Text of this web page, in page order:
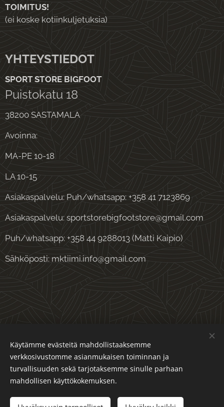
TOIMITUS!
(ei koske kotiinkuljetuksia)
YHTEYSTIEDOT
SPORT STORE BIGFOOT
Puistokatu 18
38200 SASTAMALA
Avoinna:
MA-PE 10-18
LA 10-15
Asiakaspalvelu: Puh/whatsapp: +358 41 7123869
Asiakaspalvelu: sportstorebigfootstore@gmail.com
Puh/whatsapp: +358 44 9288013 (Matti Kaipio)
Sähköposti: mktiimi.info@gmail.com
Evästeet
Kielet
Suomi
English
Käytämme evästeitä mahdollistaaksemme
verkkosivustomme asianmukaisen toiminnan ja
turvallisuuden sekä tarjotaksemme sinulle parhaan
mahdollisen käyttökokemuksen.